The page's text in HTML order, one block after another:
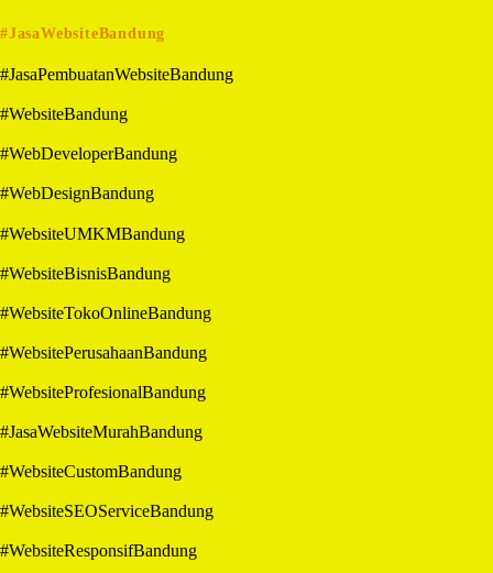
#JasaWebsiteBandung
#JasaPembuatanWebsiteBandung
#WebsiteBandung
#WebDeveloperBandung
#WebDesignBandung
#WebsiteUMKMBandung
#WebsiteBisnisBandung
#WebsiteTokoOnlineBandung
#WebsitePerusahaanBandung
#WebsiteProfesionalBandung
#JasaWebsiteMurahBandung
#WebsiteCustomBandung
#WebsiteSEOServiceBandung
#WebsiteResponsifBandung